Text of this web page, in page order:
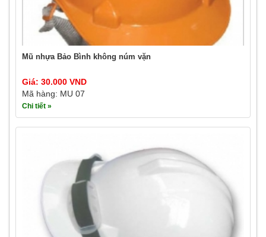
Mũ nhựa Bảo Bình không núm vặn
Giá: 30.000 VND
Mã hàng: MU 07
Chi tiết »